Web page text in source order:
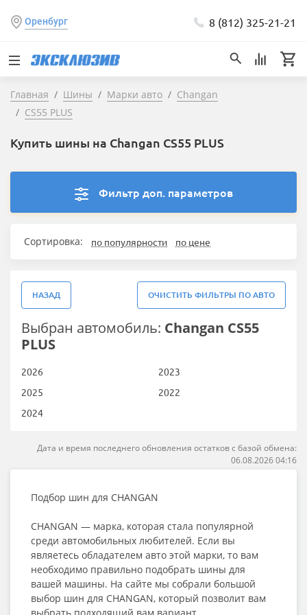
Оренбург 8 (812) 325-21-21
Главная Шины Марки авто
Changan
CS55 PLUS
Купить шины на Changan CS55 PLUS
Фильтр доп. параметров
Сортировка: по популярности по цене
НАЗАД ОЧИСТИТЬ ФИЛЬТРЫ ПО АВТО
Выбран автомобиль: Changan CS55
PLUS
2026
2025
2024
2023
2022
Дата и время последнего обновления остатков с базой обмена:
06.08.2026 04:16
Подбор шин для CHANGAN
CHANGAN — марка, которая стала популярной
среди автомобильных любителей. Если вы
являетесь обладателем авто этой марки, то вам
необходимо правильно подобрать шины для
вашей машины. На сайте мы собрали большой
выбор шин для CHANGAN, который позволит вам